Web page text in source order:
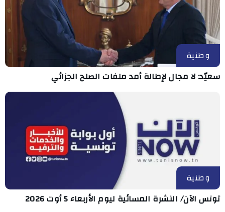
وطنية
سعيّد: لا مجال لإطالة أمد ملفات الصلح الجزائي
وطنية
تونس الآن/ النشرة المسائية ليوم الأربعاء 5 أوت 2026